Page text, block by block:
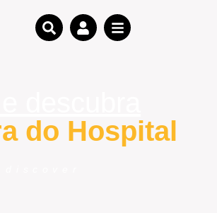
do Hospital